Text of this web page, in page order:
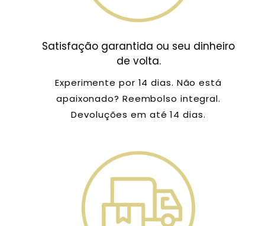
Satisfação garantida ou seu dinheiro
de volta.
Experimente por 14 dias. Não está
apaixonado? Reembolso integral.
Devoluções em até 14 dias.